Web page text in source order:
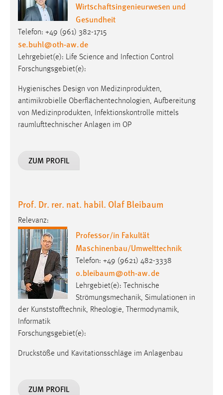
Wirtschaftsingenieurwesen und
Gesundheit
Telefon: +49 (961) 382-1715
se.buhl@oth-aw.de
Lehrgebiet(e): Life Science and Infection Control
Forschungsgebiet(e):
Hygienisches Design von Medizinprodukten,
antimikrobielle Oberflächentechnologien, Aufbereitung
von Medizinprodukten, Infektionskontrolle mittels
raumlufttechnischer Anlagen im OP
ZUM PROFIL
Prof. Dr. rer. nat. habil. Olaf Bleibaum
Relevanz:
Professor/in Fakultät
Maschinenbau/Umwelttechnik
Telefon: +49 (9621) 482-3338
o.bleibaum@oth-aw.de
Lehrgebiet(e): Technische
Strömungsmechanik, Simulationen in
der Kunststofftechnik, Rheologie, Thermodynamik,
Informatik
Forschungsgebiet(e):
Druckstöße und Kavitationsschläge im Anlagenbau
ZUM PROFIL